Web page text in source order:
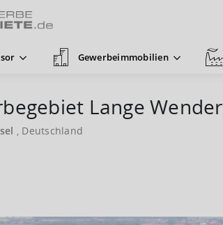
Gewerbeimmobilien
Lange Wender
, Deutschland